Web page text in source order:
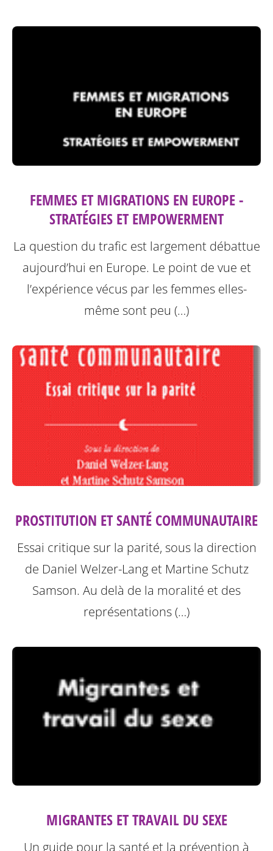
FEMMES ET MIGRATIONS EN EUROPE -
STRATÉGIES ET EMPOWERMENT
La question du trafic est largement débattue
aujourd’hui en Europe. Le point de vue et
l’expérience vécus par les femmes elles-
même sont peu (…)
PROSTITUTION ET SANTÉ COMMUNAUTAIRE
Essai critique sur la parité, sous la direction
de Daniel Welzer-Lang et Martine Schutz
Samson. Au delà de la moralité et des
représentations (…)
MIGRANTES ET TRAVAIL DU SEXE
Un guide pour la santé et la prévention à